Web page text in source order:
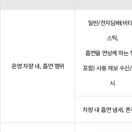
운영 차량 내, 흡연 행위
일반/전자담배(비
스틱,
흡연을 연상케 하는
포함) 사용 제보 수신
시
차량 내 흡연 냄새, 흔